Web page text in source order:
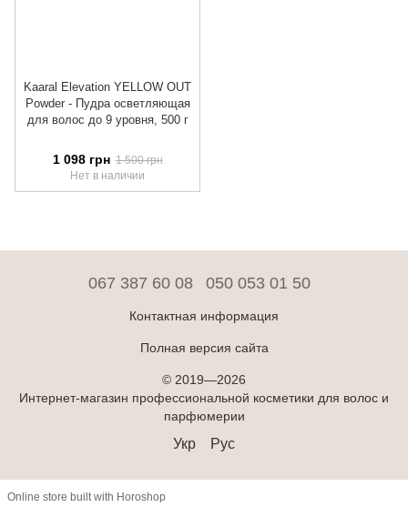
Kaaral Elevation YELLOW OUT
Powder - Пудра осветляющая
для волос до 9 уровня, 500 г
1 098 грн 1 500 грн
Нет в наличии
067 387 60 08 050 053 01 50
Контактная информация
Полная версия сайта
© 2019—2026
Интернет-магазин профессиональной косметики для волос и
парфюмерии
Укр Рус
Online store built with Horoshop